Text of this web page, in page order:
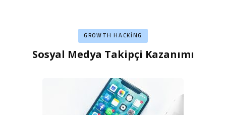
GROWTH HACKING
Sosyal Medya Takipçi Kazanımı